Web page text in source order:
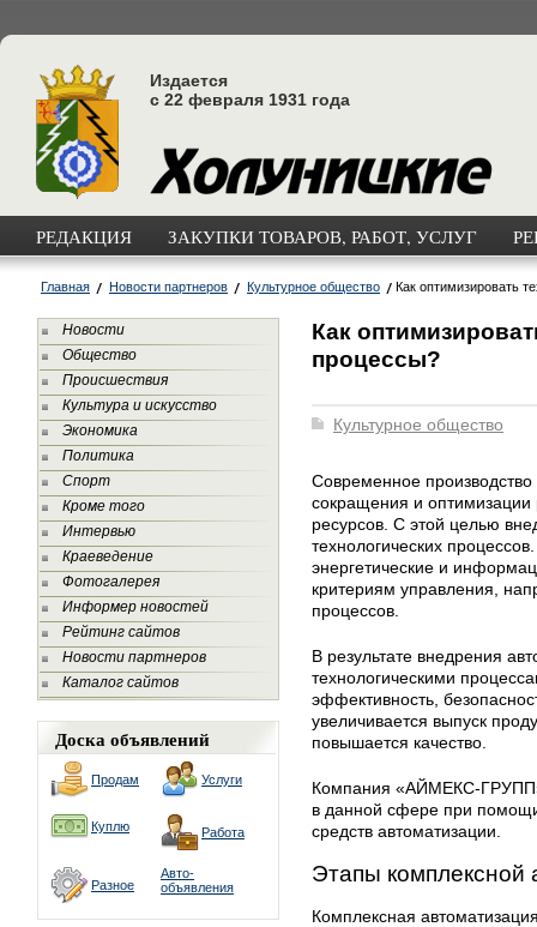
Издается
с 22 февраля 1931 года
РЕДАКЦИЯ ЗАКУПКИ ТОВАРОВ, РАБОТ, УСЛУГ
Главная Новости партнеров Культурное общество Как оптимизировать
Новости
Общество
Происшествия
Культура и искусство
Экономика
Политика
Спорт
Кроме того
Интервью
Краеведение
Фотогалерея
Информер новостей
Рейтинг сайтов
Новости партнеров
Каталог сайтов
Доска объявлений
Продам Услуги
Куплю Работа
Разное
Авто-
объявления
Как
процессы?
Культурное общество
Современное
сокращения и
ресурсов. С этой целью
технологических
энергетические и
критериям управления,
процессов.
В результате внедрения
технологическими
эффективность,
увеличивается выпуск
повышается качество.
Компания «АЙМЕКС-
в данной сфере при
средств автоматизации.
Этапы комплексной
Комплексная